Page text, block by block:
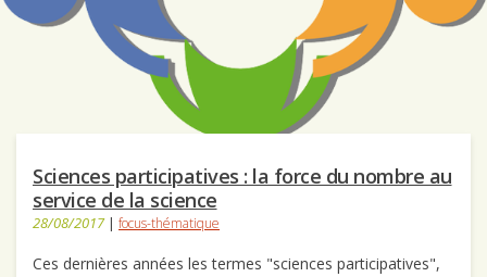
Sciences participatives : la force du nombre au
service de la science
28/08/2017 | focus-thématique
Ces dernières années les termes "sciences participatives",